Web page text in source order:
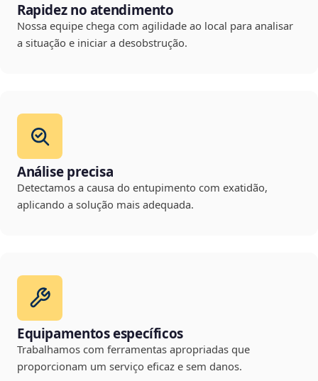
Rapidez no atendimento
Nossa equipe chega com agilidade ao local para analisar
a situação e iniciar a desobstrução.
Análise precisa
Detectamos a causa do entupimento com exatidão,
aplicando a solução mais adequada.
Equipamentos específicos
Trabalhamos com ferramentas apropriadas que
proporcionam um serviço eficaz e sem danos.